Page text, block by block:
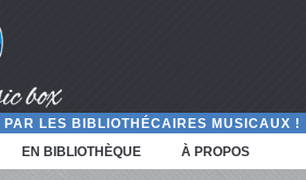
LES BIBLIOTHÉCAIRES MUSICAUX !
EN BIBLIOTHÈQUE À PROPOS